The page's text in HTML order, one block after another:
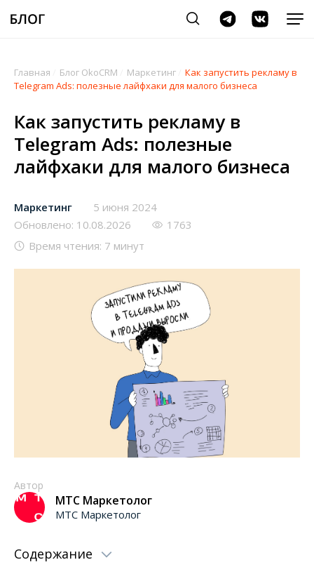
Главная Блог OkoCRM Маркетинг
Как запустить рекламу в
Telegram Ads: полезные лайфхаки для малого бизнеса
Как запустить рекламу в
Telegram Ads: полезные
лайфхаки для малого бизнеса
Маркетинг
5 июня 2024
Обновлено: 10.08.2026
1763
Время чтения: 7 минут
Автор
МТС Маркетолог
МТС Маркетолог
Содержание